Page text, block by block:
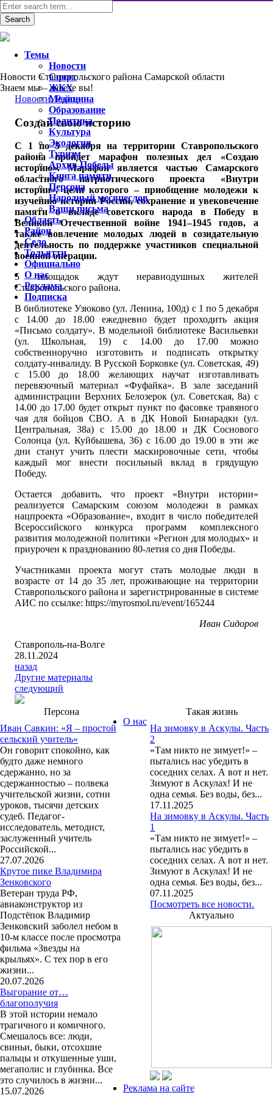
Новости Ставропольского района Самарской области
Знаем мы – знаете вы!
Новости,Район
Создай свою историю
С 1 по 5 декабря на территории Ставропольского
района пройдет марафон полезных дел «Создаю
историю». Марафон является частью Самарского
областного патриотического проекта «Внутри
истории», цели которого – приобщение молодежи к
изучению истории России, сохранение и увековечение
памяти о вкладе советского народа в Победу в
Великой Отечественной войне 1941–1945 годов, а
также вовлечение молодых людей в созидательную
деятельность по поддержке участников специальной
военной операции.
5 площадок ждут неравнодушных жителей
Ставропольского района.
В библиотеке Узюково (ул. Ленина, 100д) с 1 по 5 декабря
с 14.00 до 18.00 ежедневно будет проходить акция
«Письмо солдату». В модельной библиотеке Васильевки
(ул. Школьная, 19) с 14.00 до 17.00 можно
собственноручно изготовить и подписать открытку
солдату-инвалиду. В Русской Борковке (ул. Советская, 49)
с 15.00 до 18.00 желающих научат изготавливать
перевязочный материал «Фуфайка». В зале заседаний
администрации Верхних Белозерок (ул. Советская, 8а) с
14.00 до 17.00 будет открыт пункт по фасовке травяного
чая для бойцов СВО. А в ДК Новой Бинарадки (ул.
Центральная, 38а) с 15.00 до 18.00 и ДК Соснового
Солонца (ул. Куйбышева, 36) с 16.00 до 19.00 в эти же
дни станут учить плести маскировочные сети, чтобы
каждый мог внести посильный вклад в грядущую
Победу.
Остается добавить, что проект «Внутри истории»
реализуется Самарским союзом молодежи в рамках
нацпроекта «Образование», входит в число победителей
Всероссийского конкурса программ комплексного
развития молодежной политики «Регион для молодых» и
приурочен к празднованию 80-летия со дня Победы.
Участниками проекта могут стать молодые люди в
возрасте от 14 до 35 лет, проживающие на территории
Ставропольского района и зарегистрированные в системе
АИС по ссылке: https://myrosmol.ru/event/165244
Иван Сидоров
Ставрополь-на-Волге
28.11.2024
назад
Другие материалы
следующий
Персона
Иван Савкин: «Я – простой
сельский учитель»
Он говорит спокойно, как
будто даже немного
сдержанно, но за
сдержанностью – полвека
учительской жизни, сотни
уроков, тысячи детских
судеб. Педагог-
исследователь, методист,
заслуженный учитель
Российской...
27.07.2026
Крутое пике Владимира
Зенковского
Ветеран труда РФ,
авиаконструктор из
Подстёпок Владимир
Зенковский заболел небом в
10-м классе после просмотра
фильма «Звезды на
крыльях». С тех пор в его
жизни...
20.07.2026
Выгорание от…
благополучия
В этой истории немало
трагичного и комичного.
Смешалось все: люди,
свиньи, быки, отсохшие
пальцы и откушенные уши,
мегаполис и глубинка. Все
это случилось в жизни...
15.07.2026
Такая жизнь
На зимовку в Аскулы. Часть
2
«Там никто не зимует!» –
пытались нас убедить в
соседних селах. А вот и нет.
Зимуют в Аскулах! И не
одна семья. Без воды, без...
17.11.2025
На зимовку в Аскулы. Часть
1
«Там никто не зимует!» –
пытались нас убедить в
соседних селах. А вот и нет.
Зимуют в Аскулах! И не
одна семья. Без воды, без...
07.11.2025
Посмотреть все новости.
Актуально
О нас
Реклама на сайте
Темы
Новости
Спорт
ЖКХ
Медицина
Образование
Политика
Культура
Экология
Туризм
Архив Победы
Книга памяти
Персона
Народный месяцеслов
Ваши письма
Область
Район
Село
Тольятти
Официально
О нас
Реклама
Подписка